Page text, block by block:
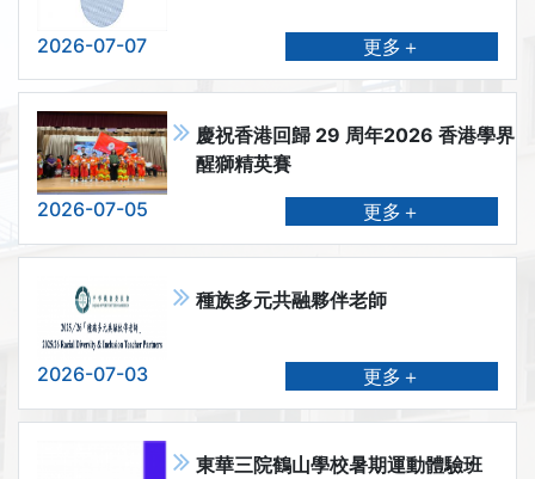
2026-07-07 更多＋
慶祝香港回歸 29 周年2026 香港學界
醒獅精英賽
2026-07-05
更多＋
種族多元共融夥伴老師
2026-07-03 更多＋
東華三院鶴山學校暑期運動體驗班